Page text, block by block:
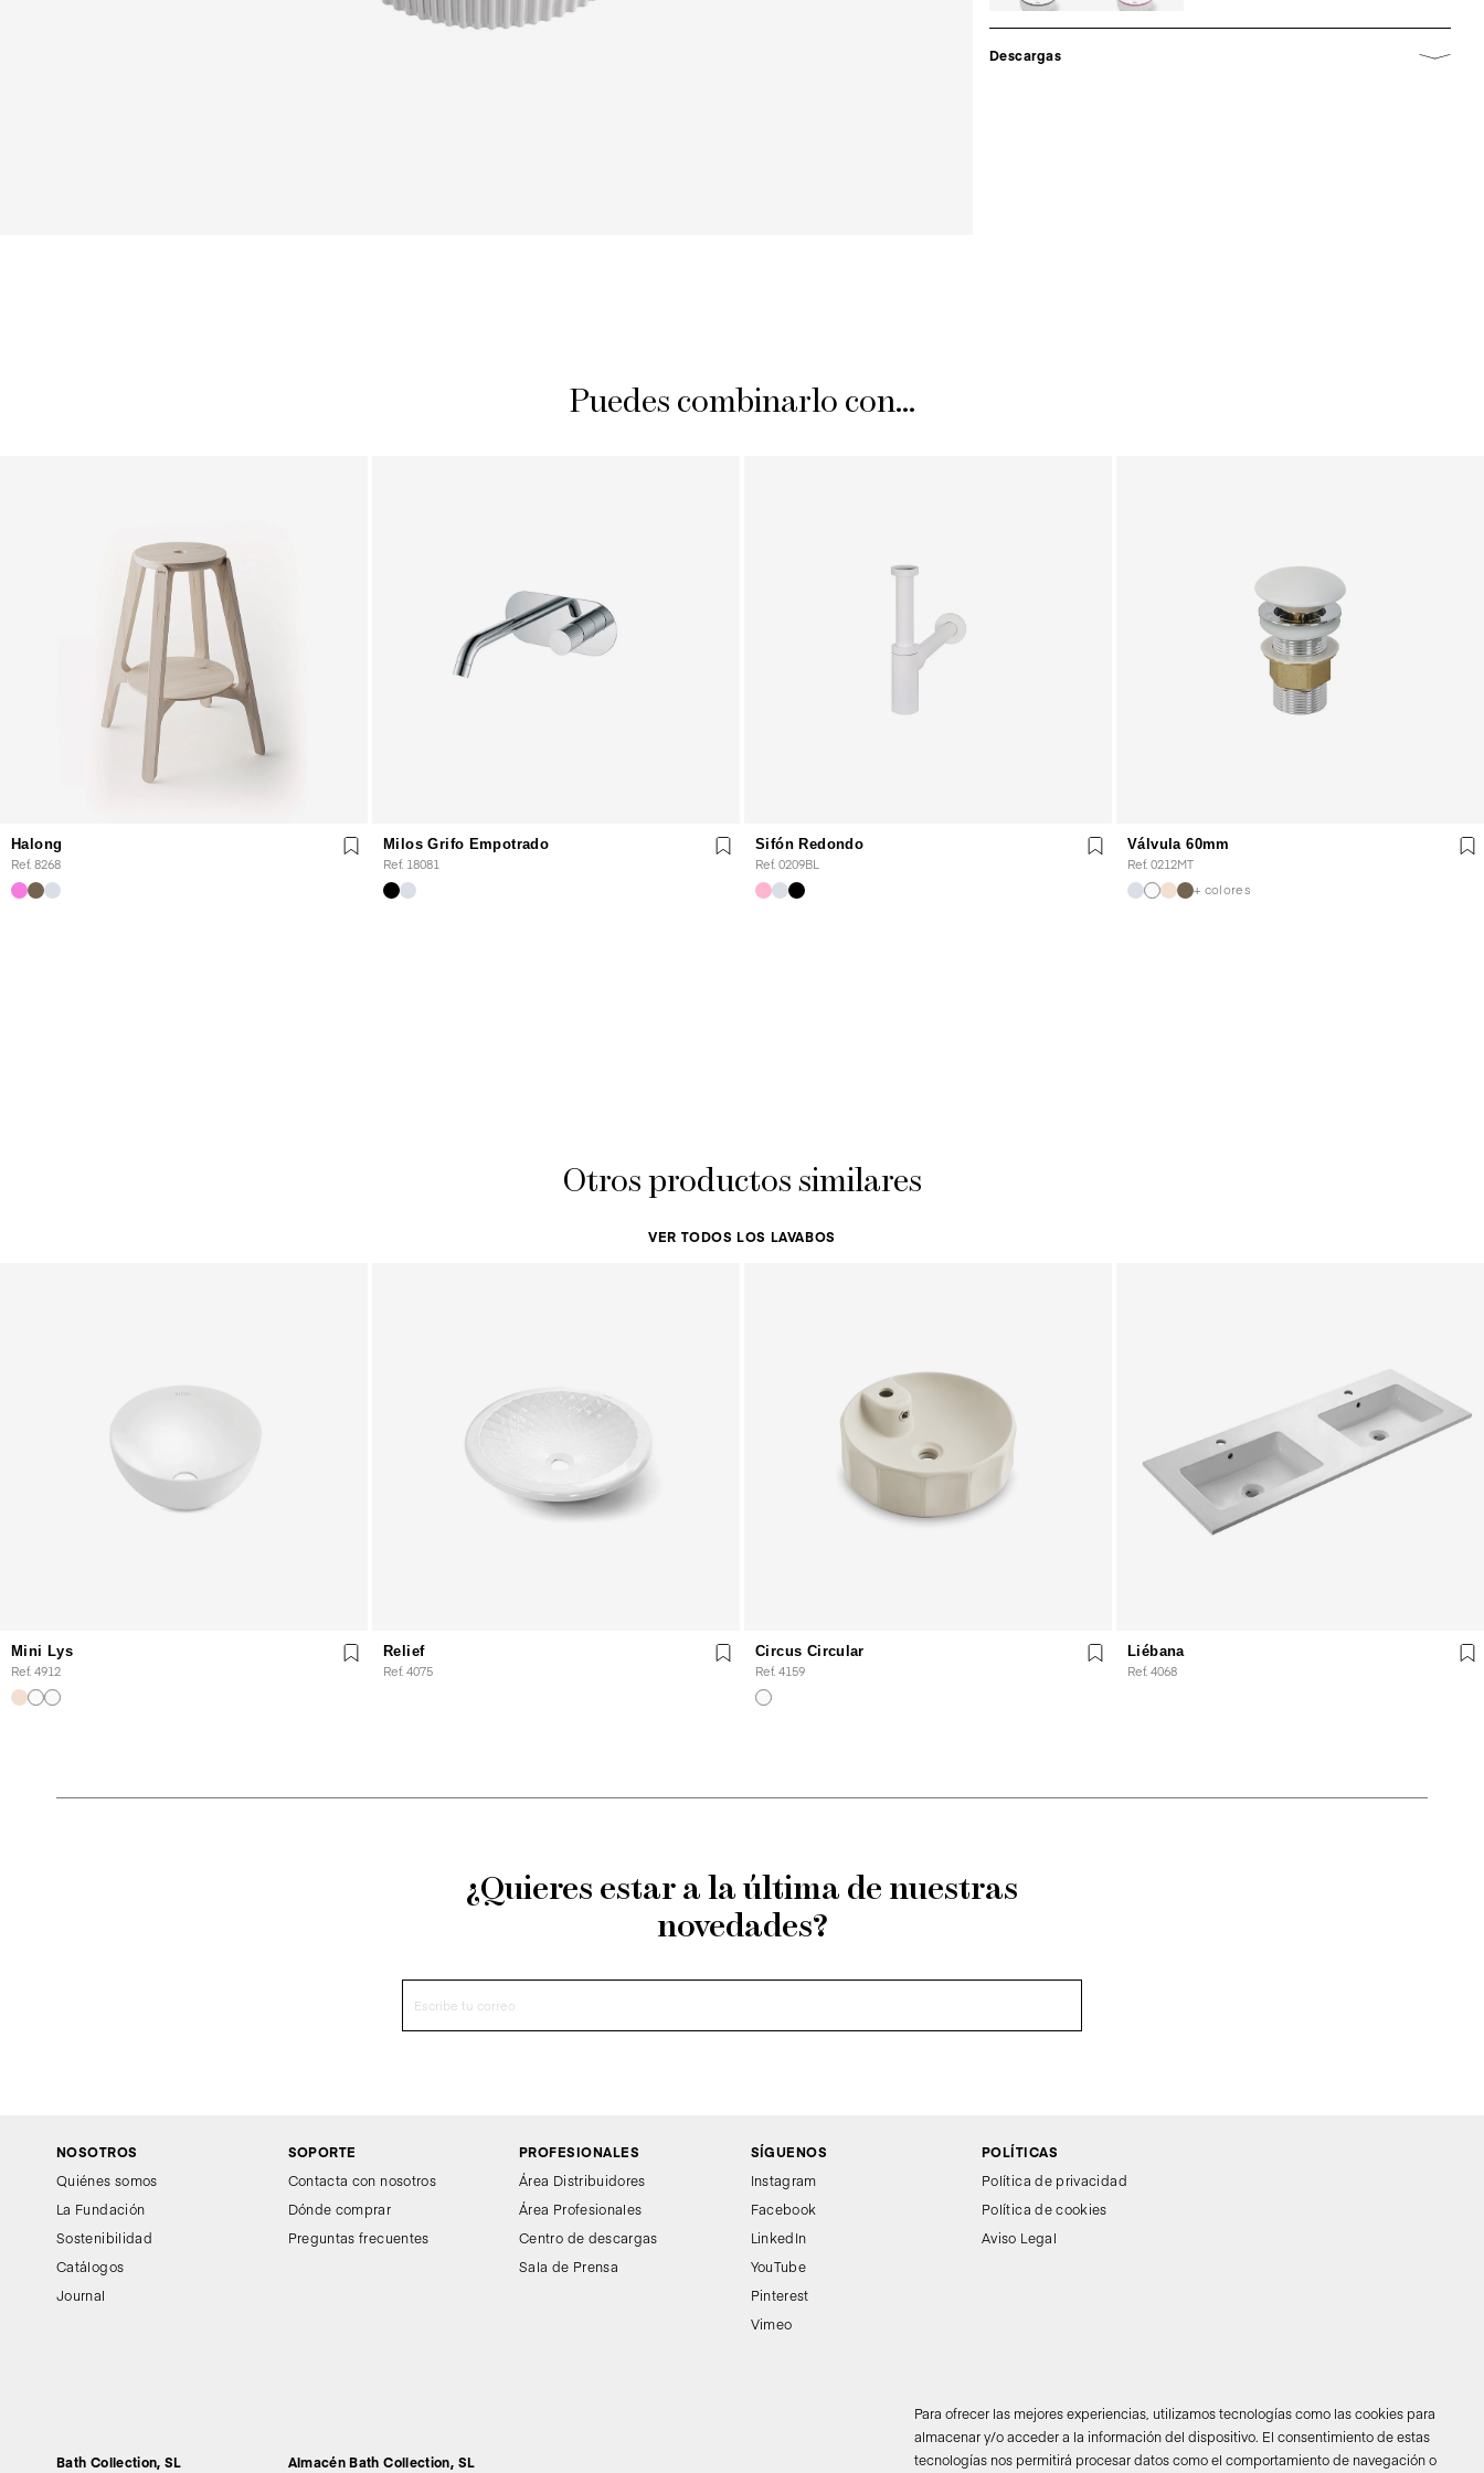
Para ofrecer las mejores experiencias, utilizamos tecnologías como las cookies para
almacenar y/o acceder a la información del dispositivo. El consentimiento de estas
tecnologías nos permitirá procesar datos como el comportamiento de navegación o
Descargas
Puedes combinarlo con...
Halong
Ref. 8268
Milos Grifo Empotrado
Ref. 18081
Sifón Redondo
Ref. 0209BL
Válvula 60mm
Ref. 0212MT
+ colores
Otros productos similares
VER TODOS LOS LAVABOS
Mini Lys
Ref. 4912
Relief
Ref. 4075
Circus Circular
Ref. 4159
Liébana
Ref. 4068
¿Quieres estar a la última de nuestras
novedades?
NOSOTROS
Quiénes somos
La Fundación
Sostenibilidad
Catálogos
Journal
SOPORTE
Contacta con nosotros
Dónde comprar
Preguntas frecuentes
PROFESIONALES
Área Distribuidores
Área Profesionales
Centro de descargas
Sala de Prensa
SÍGUENOS
Instagram
Facebook
LinkedIn
YouTube
Pinterest
Vimeo
POLÍTICAS
Política de privacidad
Política de cookies
Aviso Legal
Bath Collection, SL Almacén Bath Collection, SL